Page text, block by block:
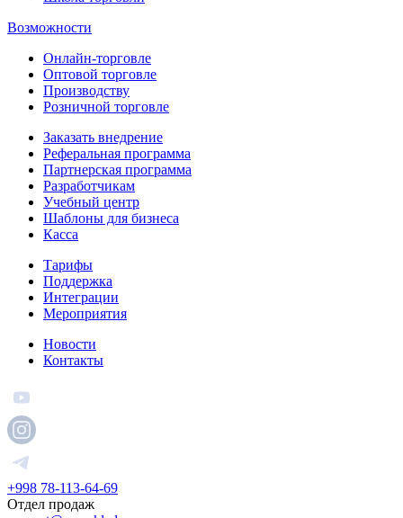
Возможности
Онлайн-торговле
Оптовой торговле
Производству
Розничной торговле
Заказать внедрение
Реферальная программа
Партнерская программа
Разработчикам
Учебный центр
Шаблоны для бизнеса
Касса
Тарифы
Поддержка
Интеграции
Мероприятия
Новости
Контакты
+998 78-113-64-69
Отдел продаж